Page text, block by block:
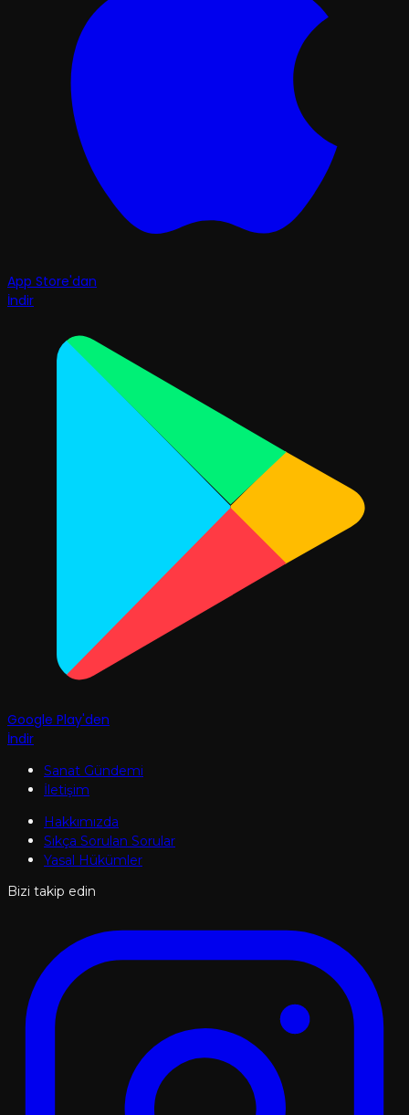
App Store'dan
İndir
Google Play'den
İndir
Sanat Gündemi
İletişim
Hakkımızda
Sıkça Sorulan Sorular
Yasal Hükümler
Bizi takip edin